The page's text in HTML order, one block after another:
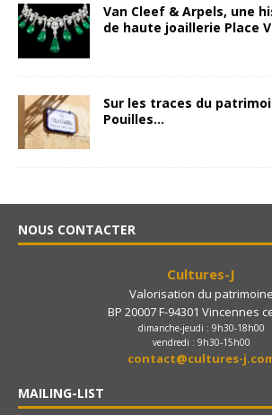
Van Cleef & Arpels, une
de haute joaillerie Place
Sur les traces du
Pouilles…
NOUS CONTACTER
Cultures-J
Valorisation du patrimoine
BP 20007 F-94301 Vincennes
dimanche-jeudi : 9h30-18h00
vendredi : 9h30-15h00
contact@cultures-
MAILING-LIST